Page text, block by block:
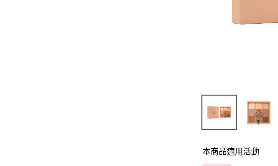
本商品適用活動